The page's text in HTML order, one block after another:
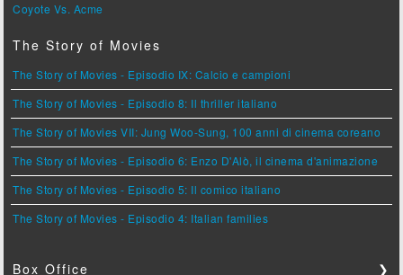
Coyote Vs. Acme
The Story of Movies
The Story of Movies - Episodio IX: Calcio e campioni
The Story of Movies - Episodio 8: Il thriller italiano
The Story of Movies VII: Jung Woo-Sung, 100 anni di cinema coreano
The Story of Movies - Episodio 6: Enzo D'Alò, il cinema d'animazione
The Story of Movies - Episodio 5: Il comico italiano
The Story of Movies - Episodio 4: Italian families
Box Office ❯